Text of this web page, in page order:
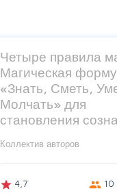
Четыре правила
Магическая
«Знать, Сметь,
Молчать» для
становления
Коллектив авторов
grade 4,7 group 10